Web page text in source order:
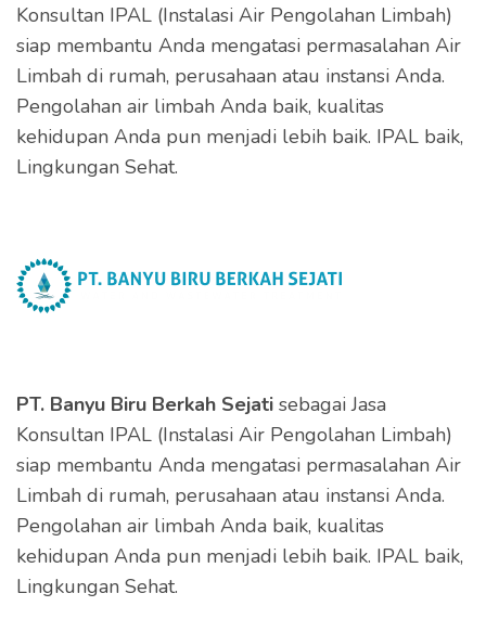
Konsultan IPAL (Instalasi Air Pengolahan Limbah)
siap membantu Anda mengatasi permasalahan Air
Limbah di rumah, perusahaan atau instansi Anda.
Pengolahan air limbah Anda baik, kualitas
kehidupan Anda pun menjadi lebih baik. IPAL baik,
Lingkungan Sehat.
PT. Banyu Biru Berkah Sejati sebagai Jasa
Konsultan IPAL (Instalasi Air Pengolahan Limbah)
siap membantu Anda mengatasi permasalahan Air
Limbah di rumah, perusahaan atau instansi Anda.
Pengolahan air limbah Anda baik, kualitas
kehidupan Anda pun menjadi lebih baik. IPAL baik,
Lingkungan Sehat.